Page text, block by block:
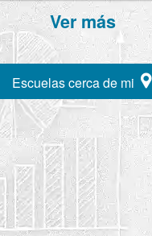
Ver más
Escuelas cerca de mi